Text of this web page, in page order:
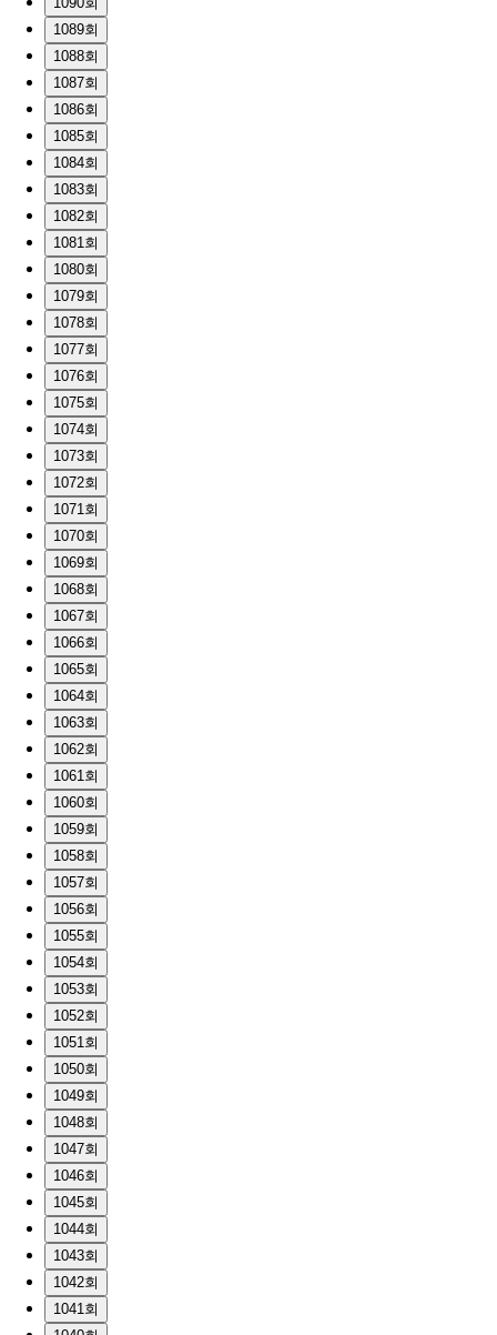
1089회
1088회
1087회
1086회
1085회
1084회
1083회
1082회
1081회
1080회
1079회
1078회
1077회
1076회
1075회
1074회
1073회
1072회
1071회
1070회
1069회
1068회
1067회
1066회
1065회
1064회
1063회
1062회
1061회
1060회
1059회
1058회
1057회
1056회
1055회
1054회
1053회
1052회
1051회
1050회
1049회
1048회
1047회
1046회
1045회
1044회
1043회
1042회
1041회